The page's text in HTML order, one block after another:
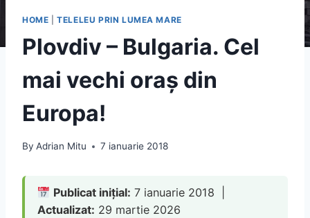
HOME |TELELEU PRIN LUMEA MARE
Plovdiv – Bulgaria. Cel
mai vechi oraș din
Europa!
By Adrian Mitu 7 ianuarie 2018
Publicat inițial: 7 ianuarie 2018 |
Actualizat: 29 martie 2026